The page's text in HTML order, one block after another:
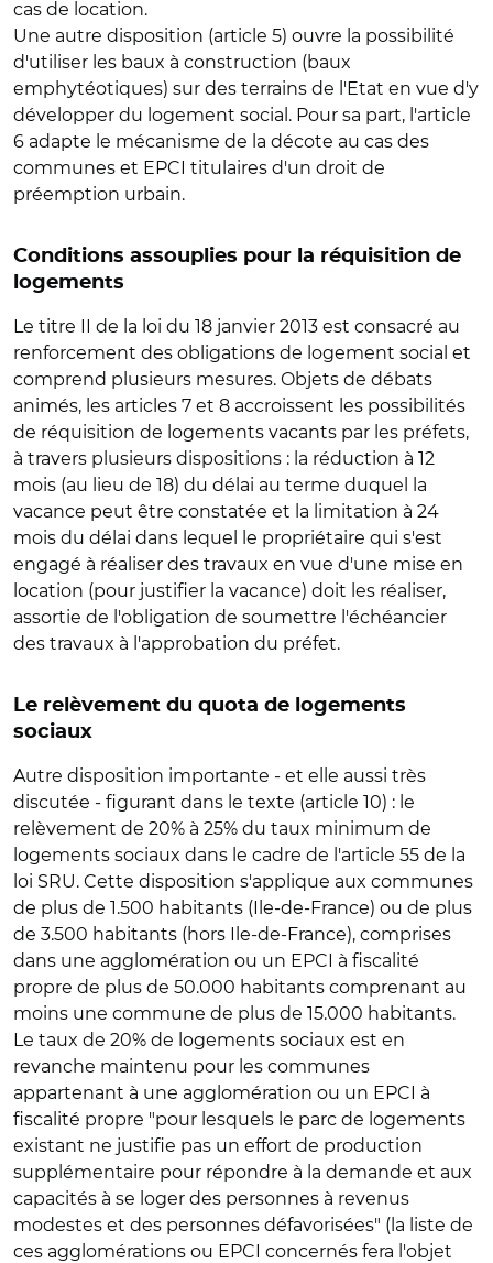
cas de location.
Une autre disposition (article 5) ouvre la possibilité
d'utiliser les baux à construction (baux
emphytéotiques) sur des terrains de l'Etat en vue d'y
développer du logement social. Pour sa part, l'article
6 adapte le mécanisme de la décote au cas des
communes et EPCI titulaires d'un droit de
préemption urbain.
Conditions assouplies pour la réquisition de
logements
Le titre II de la loi du 18 janvier 2013 est consacré au
renforcement des obligations de logement social et
comprend plusieurs mesures. Objets de débats
animés, les articles 7 et 8 accroissent les possibilités
de réquisition de logements vacants par les préfets,
à travers plusieurs dispositions : la réduction à 12
mois (au lieu de 18) du délai au terme duquel la
vacance peut être constatée et la limitation à 24
mois du délai dans lequel le propriétaire qui s'est
engagé à réaliser des travaux en vue d'une mise en
location (pour justifier la vacance) doit les réaliser,
assortie de l'obligation de soumettre l'échéancier
des travaux à l'approbation du préfet.
Le relèvement du quota de logements
sociaux
Autre disposition importante - et elle aussi très
discutée - figurant dans le texte (article 10) : le
relèvement de 20% à 25% du taux minimum de
logements sociaux dans le cadre de l'article 55 de la
loi SRU. Cette disposition s'applique aux communes
de plus de 1.500 habitants (Ile-de-France) ou de plus
de 3.500 habitants (hors Ile-de-France), comprises
dans une agglomération ou un EPCI à fiscalité
propre de plus de 50.000 habitants comprenant au
moins une commune de plus de 15.000 habitants.
Le taux de 20% de logements sociaux est en
revanche maintenu pour les communes
appartenant à une agglomération ou un EPCI à
fiscalité propre "pour lesquels le parc de logements
existant ne justifie pas un effort de production
supplémentaire pour répondre à la demande et aux
capacités à se loger des personnes à revenus
modestes et des personnes défavorisées" (la liste de
ces agglomérations ou EPCI concernés fera l'objet